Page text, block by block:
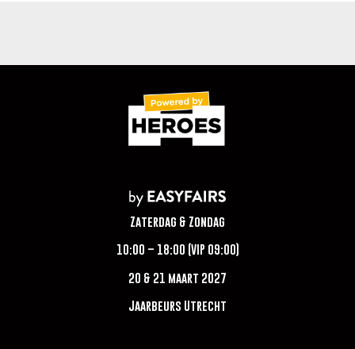
Zaterdag & Zondag
10:00 – 18:00 (VIP 09:00)
20 & 21 maart 2027
Jaarbeurs Utrecht